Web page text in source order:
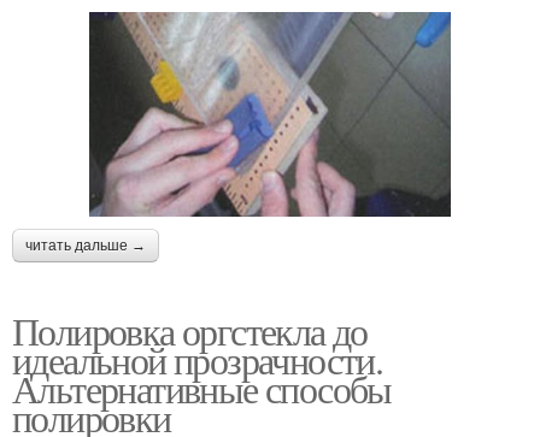
читать дальше →
Полировка оргстекла до
идеальной прозрачности.
Альтернативные способы
полировки